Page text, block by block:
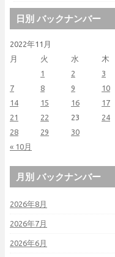
日別 バックナンバー
2022年11月
月
火 水 木
« 10月
1 2 3
7
8 9 10
14
15 16 17
21
22 23 24
28
29 30
月別 バックナンバー
2026年8月
2026年7月
2026年6月